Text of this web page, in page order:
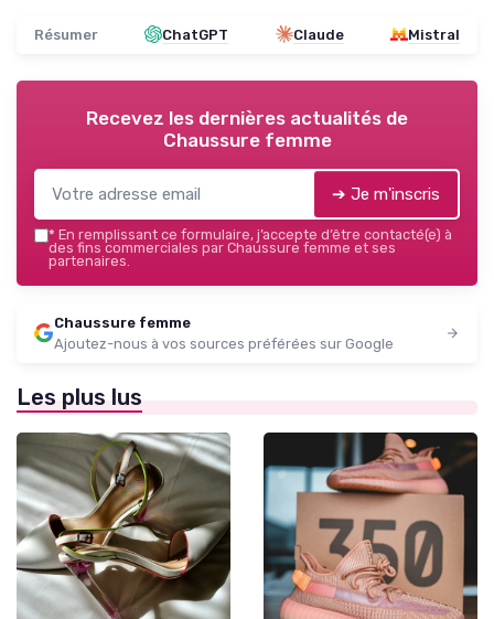
Résumer ChatGPT Claude Mistral
Recevez les dernières actualités de
Chaussure femme
➔ Je m'inscris
* En remplissant ce formulaire, j’accepte d’être contacté(e) à
des fins commerciales par Chaussure femme et ses
partenaires.
Chaussure femme
Ajoutez-nous à vos sources préférées sur Google
Les plus lus